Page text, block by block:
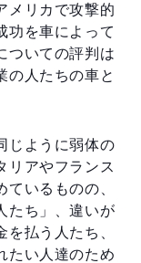
メリカで攻撃的
功を車によって
ついての評判は
の人たちの車と
じように弱体の
リアやフランス
いるものの、
たち」、違いが
払う人たち、
たい人達のため